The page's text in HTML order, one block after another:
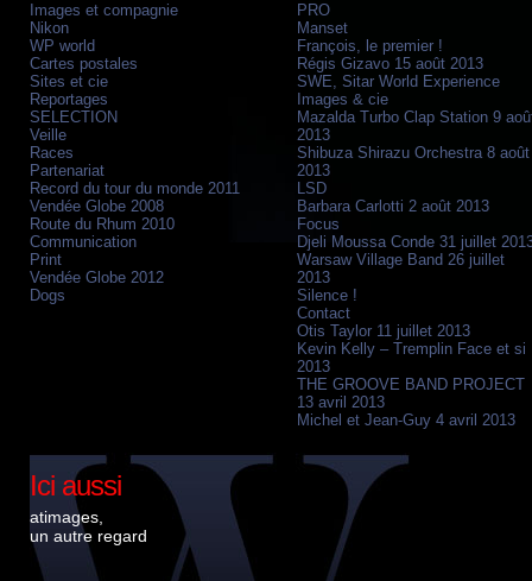
Images et compagnie
Nikon
WP world
Cartes postales
Sites et cie
Reportages
SELECTION
Veille
Races
Partenariat
Record du tour du monde 2011
Vendée Globe 2008
Route du Rhum 2010
Communication
Print
Vendée Globe 2012
Dogs
PRO
Manset
François, le premier !
Régis Gizavo 15 août 2013
SWE, Sitar World Experience
Images & cie
Mazalda Turbo Clap Station 9
2013
Shibuza Shirazu Orchestra 8 août
2013
LSD
Barbara Carlotti 2 août 2013
Focus
Djeli Moussa Conde 31 juillet
Warsaw Village Band 26 juillet
2013
Silence !
Contact
Otis Taylor 11 juillet 2013
Kevin Kelly – Tremplin Face et si
2013
THE GROOVE BAND PROJECT
13 avril 2013
Michel et Jean-Guy 4 avril 2013
Ici aussi
atimages,
un autre regard